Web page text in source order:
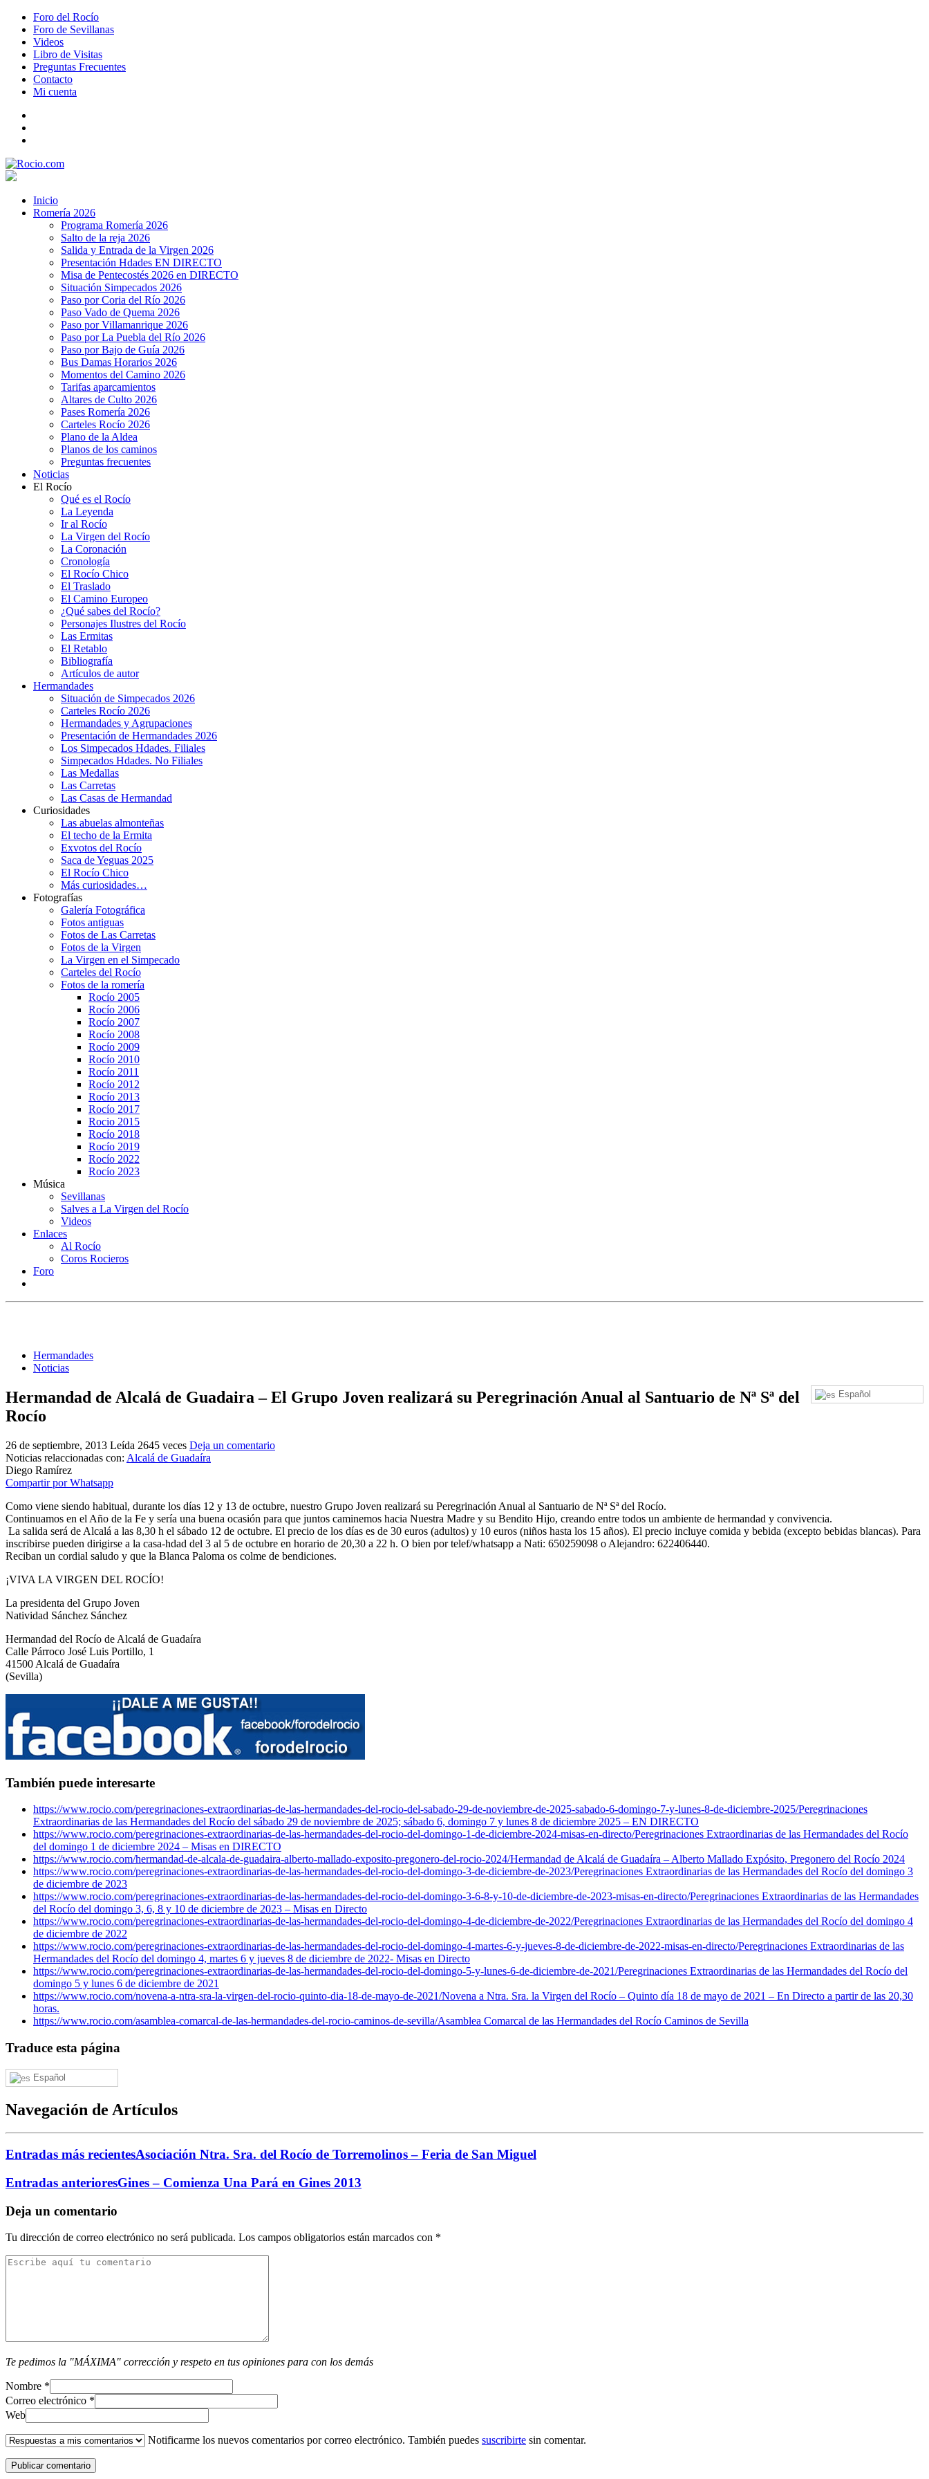
Foro del Rocío
Foro de Sevillanas
Videos
Libro de Visitas
Preguntas Frecuentes
Contacto
Mi cuenta
Inicio
Romería 2026
Programa Romería 2026
Salto de la reja 2026
Salida y Entrada de la Virgen 2026
Presentación Hdades EN DIRECTO
Misa de Pentecostés 2026 en DIRECTO
Situación Simpecados 2026
Paso por Coria del Río 2026
Paso Vado de Quema 2026
Paso por Villamanrique 2026
Paso por La Puebla del Río 2026
Paso por Bajo de Guía 2026
Bus Damas Horarios 2026
Momentos del Camino 2026
Tarifas aparcamientos
Altares de Culto 2026
Pases Romería 2026
Carteles Rocío 2026
Plano de la Aldea
Planos de los caminos
Preguntas frecuentes
Noticias
El Rocío
Qué es el Rocío
La Leyenda
Ir al Rocío
La Virgen del Rocío
La Coronación
Cronología
El Rocío Chico
El Traslado
El Camino Europeo
¿Qué sabes del Rocío?
Personajes Ilustres del Rocío
Las Ermitas
El Retablo
Bibliografía
Artículos de autor
Hermandades
Situación de Simpecados 2026
Carteles Rocío 2026
Hermandades y Agrupaciones
Presentación de Hermandades 2026
Los Simpecados Hdades. Filiales
Simpecados Hdades. No Filiales
Las Medallas
Las Carretas
Las Casas de Hermandad
Curiosidades
Las abuelas almonteñas
El techo de la Ermita
Exvotos del Rocío
Saca de Yeguas 2025
El Rocío Chico
Más curiosidades…
Fotografías
Galería Fotográfica
Fotos antiguas
Fotos de Las Carretas
Fotos de la Virgen
La Virgen en el Simpecado
Carteles del Rocío
Fotos de la romería
Rocío 2005
Rocío 2006
Rocío 2007
Rocío 2008
Rocío 2009
Rocío 2010
Rocío 2011
Rocío 2012
Rocío 2013
Rocío 2017
Rocio 2015
Rocío 2018
Rocío 2019
Rocío 2022
Rocío 2023
Música
Sevillanas
Salves a La Virgen del Rocío
Videos
Enlaces
Al Rocío
Coros Rocieros
Foro
Hermandades
Noticias
Español
Hermandad de Alcalá de Guadaira – El Grupo Joven realizará su Peregrinación Anual al Santuario de Nª Sª del
Rocío
26 de septiembre, 2013 Leída 2645 veces Deja un comentario
Noticias relaccionadas con: Alcalá de Guadaíra
Diego Ramírez
Compartir por Whatsapp
Como viene siendo habitual, durante los días 12 y 13 de octubre, nuestro Grupo Joven realizará su Peregrinación Anual al Santuario de Nª Sª del Rocío.
Continuamos en el Año de la Fe y sería una buena ocasión para que juntos caminemos hacia Nuestra Madre y su Bendito Hijo, creando entre todos un ambiente de hermandad y convivencia.
La salida será de Alcalá a las 8,30 h el sábado 12 de octubre. El precio de los días es de 30 euros (adultos) y 10 euros (niños hasta los 15 años). El precio incluye comida y bebida (excepto bebidas blancas). Para
inscribirse pueden dirigirse a la casa-hdad del 3 al 5 de octubre en horario de 20,30 a 22 h. O bien por telef/whatsapp a Nati: 650259098 o Alejandro: 622406440.
Reciban un cordial saludo y que la Blanca Paloma os colme de bendiciones.
¡VIVA LA VIRGEN DEL ROCÍO!
La presidenta del Grupo Joven
Natividad Sánchez Sánchez
Hermandad del Rocío de Alcalá de Guadaíra
Calle Párroco José Luis Portillo, 1
41500 Alcalá de Guadaíra
(Sevilla)
También puede interesarte
https://www.rocio.com/peregrinaciones-extraordinarias-de-las-hermandades-del-rocio-del-sabado-29-de-noviembre-de-2025-sabado-6-domingo-7-y-lunes-8-de-diciembre-2025/Peregrinaciones
Extraordinarias de las Hermandades del Rocío del sábado 29 de noviembre de 2025; sábado 6, domingo 7 y lunes 8 de diciembre 2025 – EN DIRECTO
https://www.rocio.com/peregrinaciones-extraordinarias-de-las-hermandades-del-rocio-del-domingo-1-de-diciembre-2024-misas-en-directo/Peregrinaciones Extraordinarias de las Hermandades del Rocío
del domingo 1 de diciembre 2024 – Misas en DIRECTO
https://www.rocio.com/hermandad-de-alcala-de-guadaira-alberto-mallado-exposito-pregonero-del-rocio-2024/Hermandad de Alcalá de Guadaíra – Alberto Mallado Expósito, Pregonero del Rocío 2024
https://www.rocio.com/peregrinaciones-extraordinarias-de-las-hermandades-del-rocio-del-domingo-3-de-diciembre-de-2023/Peregrinaciones Extraordinarias de las Hermandades del Rocío del domingo 3
de diciembre de 2023
https://www.rocio.com/peregrinaciones-extraordinarias-de-las-hermandades-del-rocio-del-domingo-3-6-8-y-10-de-diciembre-de-2023-misas-en-directo/Peregrinaciones Extraordinarias de las Hermandades
del Rocío del domingo 3, 6, 8 y 10 de diciembre de 2023 – Misas en Directo
https://www.rocio.com/peregrinaciones-extraordinarias-de-las-hermandades-del-rocio-del-domingo-4-de-diciembre-de-2022/Peregrinaciones Extraordinarias de las Hermandades del Rocío del domingo 4
de diciembre de 2022
https://www.rocio.com/peregrinaciones-extraordinarias-de-las-hermandades-del-rocio-del-domingo-4-martes-6-y-jueves-8-de-diciembre-de-2022-misas-en-directo/Peregrinaciones Extraordinarias de las
Hermandades del Rocío del domingo 4, martes 6 y jueves 8 de diciembre de 2022- Misas en Directo
https://www.rocio.com/peregrinaciones-extraordinarias-de-las-hermandades-del-rocio-del-domingo-5-y-lunes-6-de-diciembre-de-2021/Peregrinaciones Extraordinarias de las Hermandades del Rocío del
domingo 5 y lunes 6 de diciembre de 2021
https://www.rocio.com/novena-a-ntra-sra-la-virgen-del-rocio-quinto-dia-18-de-mayo-de-2021/Novena a Ntra. Sra. la Virgen del Rocío – Quinto día 18 de mayo de 2021 – En Directo a partir de las 20,30
horas.
https://www.rocio.com/asamblea-comarcal-de-las-hermandades-del-rocio-caminos-de-sevilla/Asamblea Comarcal de las Hermandades del Rocío Caminos de Sevilla
Traduce esta página
Español
Navegación de Artículos
Entradas más recientesAsociación Ntra. Sra. del Rocío de Torremolinos – Feria de San Miguel
Entradas anterioresGines – Comienza Una Pará en Gines 2013
Deja un comentario
Tu dirección de correo electrónico no será publicada. Los campos obligatorios están marcados con *
Te pedimos la "MÁXIMA" corrección y respeto en tus opiniones para con los demás
Nombre *
Correo electrónico *
Web
Notificarme los nuevos comentarios por correo electrónico. También puedes suscribirte sin comentar.